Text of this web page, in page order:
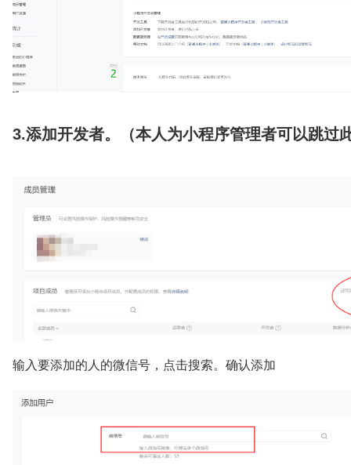
3.添加开发者。（本人为小程序管理者可以跳过
输入要添加的人的微信号，点击搜索。确认添加